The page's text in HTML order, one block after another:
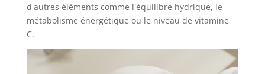
d'autres éléments comme l'équilibre hydrique, le
métabolisme énergétique ou le niveau de vitamine
C.